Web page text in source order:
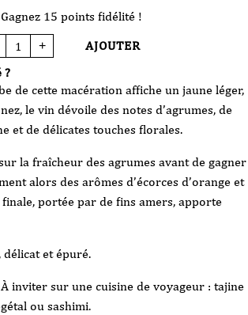
?
de cette macération affiche un jaune léger,
le vin dévoile des notes d’agrumes, de
et de délicates touches florales.
la fraîcheur des agrumes avant de gagner
alors des arômes d’écorces d’orange et
finale, portée par de fins amers, apporte
et épuré.
À inviter sur une cuisine de voyageur : tajine
ou sashimi.
Gagnez 15 points fidélité !
quantité
de
Blanc
macération
Fabien
-
Orange
Voilée
-
2023
-
75cl
+ AJOUTER